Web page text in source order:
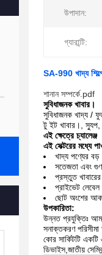
উপাদান:
গ্যারান্টি:
SA-990 খাদ্য
শানান সম্পর্কে.pdf
সুবিধাজনক খাবার।
সুবিধাজনক খাদ্য /
টু ইট খাবার।, স্যুপ,
এই ক্ষেত্রে চ্যালেঞ্জ
এই সেক্টরের মধ্যে
খাদ্য পণ্যের বড়
সতেজতা এবং
প্রস্তুত
প্রাইভেট
ছোট অংশের
উপকারিতা:
উন্নত প্রযুক্তিঃ
সনাক্তকরণ
কোর সার্কিটটি
ডিভাইস,জাতীয়